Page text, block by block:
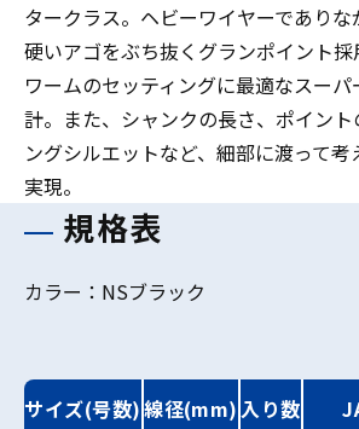
タークラス。ヘビーワイヤーであり
硬いアゴをぶち抜くグランポイント
ワームのセッティングに最適なスー
計。また、シャンクの長さ、ポイント
ングシルエットなど、細部に渡って考
実現。
規格表
カラー：NSブラック
サイズ(号数)線径(mm)入り数